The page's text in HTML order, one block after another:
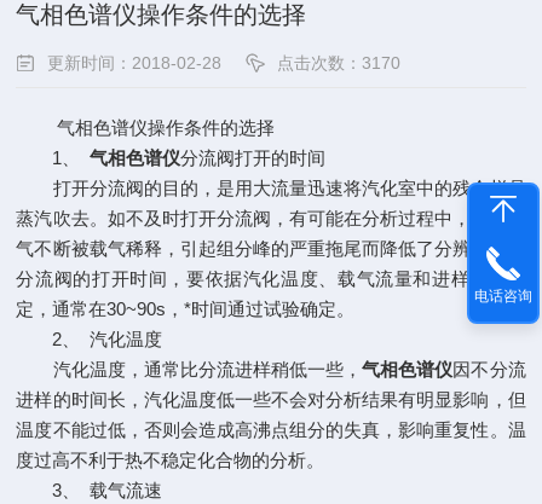
气相色谱仪操作条件的选择
更新时间：2018-02-28 点击次数：3170
气相色谱仪操作条件的选择
1、气相色谱仪分流阀打开的时间
打开分流阀的目的，是用大流量迅速将汽化室中的残余样品
蒸汽吹去。如不及时打开分流阀，有可能在分析过程中，残余蒸
气不断被载气稀释，引起组分峰的严重拖尾而降低了分辨能力。
分流阀的打开时间，要依据汽化温度、载气流量和进样量等决
定，通常在30~90s，*时间通过试验确定。
2、 汽化温度
汽化温度，通常比分流进样稍低一些，气相色谱仪因不分流
进样的时间长，汽化温度低一些不会对分析结果有明显影响，但
温度不能过低，否则会造成高沸点组分的失真，影响重复性。温
度过高不利于热不稳定化合物的分析。
3、 载气流速
电话咨询